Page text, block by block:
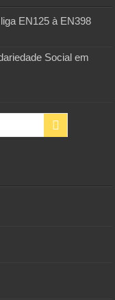
EN125 à EN398
Social em